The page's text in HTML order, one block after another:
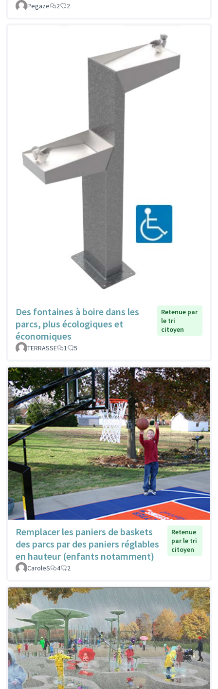
Pegaze 2 2
Des fontaines à boire dans les
parcs, plus écologiques et
économiques
Retenue par
le tri
citoyen
TERRASSE 1 5
Remplacer les paniers de baskets
des parcs par des paniers réglables
en hauteur (enfants notamment)
Retenue
par le tri
citoyen
CaroleS 4 2